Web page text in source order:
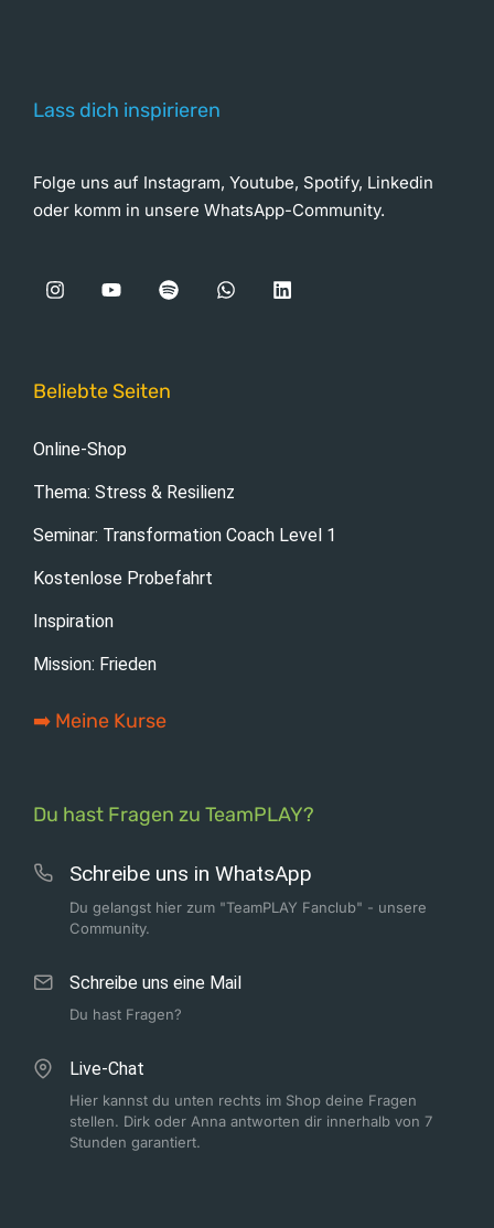
Lass dich inspirieren
Folge uns auf Instagram, Youtube, Spotify, Linkedin
oder komm in unsere WhatsApp-Community.
Beliebte Seiten
Online-Shop
Thema: Stress & Resilienz
Seminar: Transformation Coach Level 1
Kostenlose Probefahrt
Inspiration
Mission: Frieden
➡️ Meine Kurse
Du hast Fragen zu TeamPLAY?
Schreibe uns in WhatsApp
Du gelangst hier zum "TeamPLAY Fanclub" - unsere
Community.
Schreibe uns eine Mail
Du hast Fragen?
Live-Chat
Hier kannst du unten rechts im Shop deine Fragen
stellen. Dirk oder Anna antworten dir innerhalb von 7
Stunden garantiert.